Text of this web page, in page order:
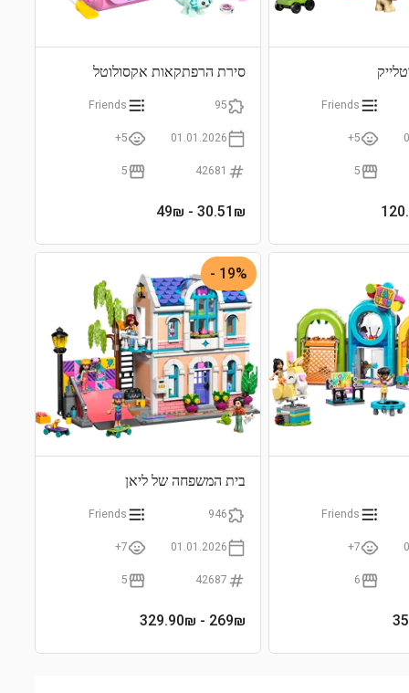
Friends
5+
5
סירת הרפתקאות אקסולוטל
95
Friends
01.01.2026
5+
42681
5
30.51 ₪
- 49₪
Friends
7+
6
19% -
בית המשפחה של ליאן
946
Friends
01.01.2026
7+
42687
5
269₪
- 329.90₪